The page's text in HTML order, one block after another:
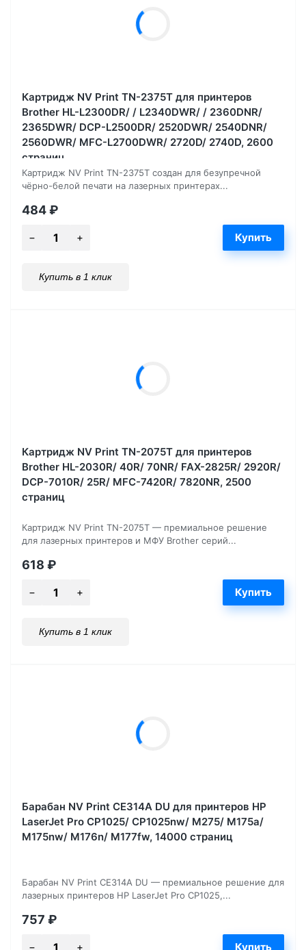
Картридж NV Print TN-2375T для принтеров
Brother HL-L2300DR/ / L2340DWR/ / 2360DNR/
2365DWR/ DCP-L2500DR/ 2520DWR/ 2540DNR/
2560DWR/ MFC-L2700DWR/ 2720D/ 2740D, 2600
страниц
Картридж NV Print TN-2375T создан для безупречной
чёрно-белой печати на лазерных принтерах...
484₽
Купить в 1 клик
Картридж NV Print TN-2075T для принтеров
Brother HL-2030R/ 40R/ 70NR/ FAX-2825R/ 2920R/
DCP-7010R/ 25R/ MFC-7420R/ 7820NR, 2500
страниц
Картридж NV Print TN-2075T — премиальное решение
для лазерных принтеров и МФУ Brother серий...
618 ₽
Купить в 1 клик
Барабан NV Print CE314A DU для принтеров HP
LaserJet Pro CP1025/ CP1025nw/ M275/ M175a/
M175nw/ M176n/ M177fw, 14000 страниц
Барабан NV Print CE314A DU — премиальное решение для
лазерных принтеров HP LaserJet Pro CP1025,...
757 ₽